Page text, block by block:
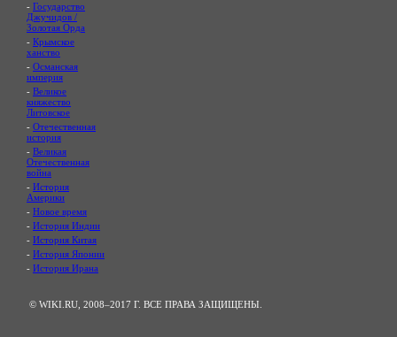
- Государство
Джучидов /
Золотая Орда
- Крымское
ханство
- Османская
империя
- Великое
княжество
Литовское
- Отечественная
история
- Великая
Отечественная
война
- История
Америки
- Новое время
- История Индии
- История Китая
- История Японии
- История Ирана
© WIKI.RU, 2008–2017 Г. ВСЕ ПРАВА ЗАЩИЩЕНЫ.